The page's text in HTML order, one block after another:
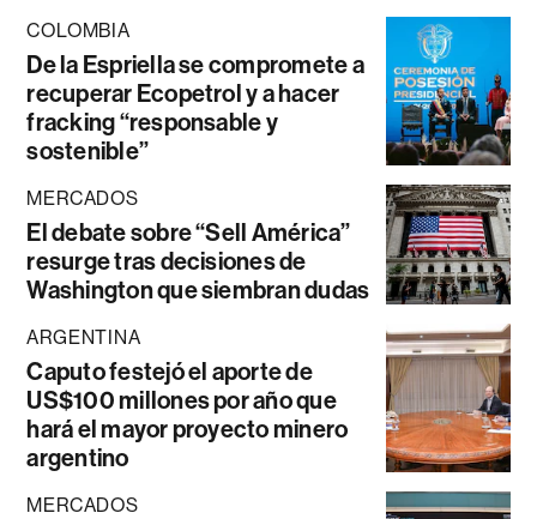
COLOMBIA
De la Espriella se compromete a
recuperar Ecopetrol y a hacer
fracking “responsable y
sostenible”
MERCADOS
El debate sobre “Sell América”
resurge tras decisiones de
Washington que siembran dudas
ARGENTINA
Caputo festejó el aporte de
US$100 millones por año que
hará el mayor proyecto minero
argentino
MERCADOS